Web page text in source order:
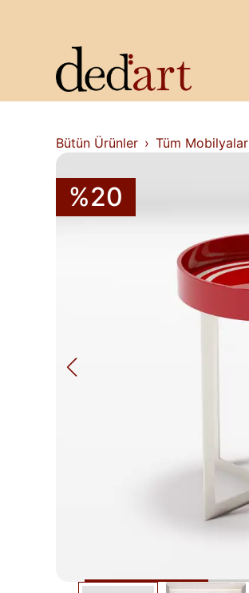
Kitaplık & Raf
Televizyon Ünitesi
Bütün Ürünler Tüm Mobilyalar
%20